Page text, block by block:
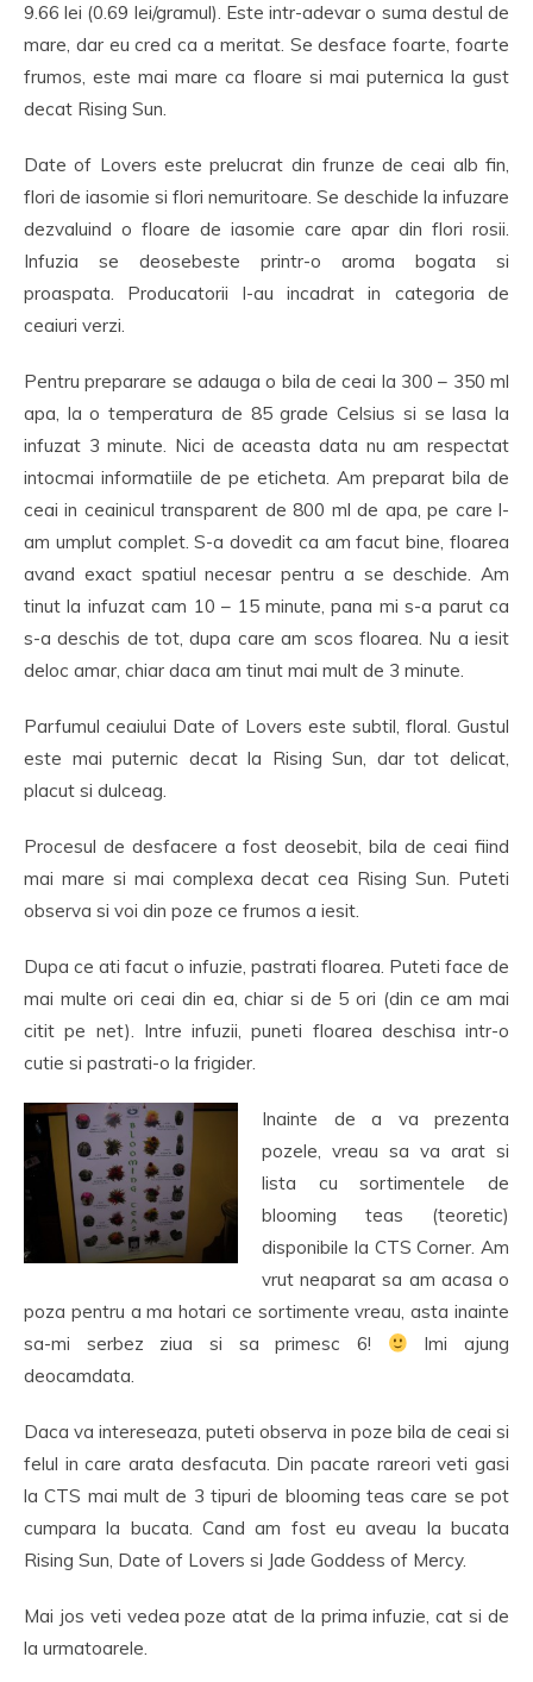
9.66 lei (0.69 lei/gramul). Este intr-adevar o suma destul de
mare, dar eu cred ca a meritat. Se desface foarte, foarte
frumos, este mai mare ca floare si mai puternica la gust
decat Rising Sun.
Date of Lovers este prelucrat din frunze de ceai alb fin,
flori de iasomie si flori nemuritoare. Se deschide la infuzare
dezvaluind o floare de iasomie care apar din flori rosii.
Infuzia se deosebeste printr-o aroma bogata si
proaspata. Producatorii l-au incadrat in categoria de
ceaiuri verzi.
Pentru preparare se adauga o bila de ceai la 300 – 350 ml
apa, la o temperatura de 85 grade Celsius si se lasa la
infuzat 3 minute. Nici de aceasta data nu am respectat
intocmai informatiile de pe eticheta. Am preparat bila de
ceai in ceainicul transparent de 800 ml de apa, pe care l-
am umplut complet. S-a dovedit ca am facut bine, floarea
avand exact spatiul necesar pentru a se deschide. Am
tinut la infuzat cam 10 – 15 minute, pana mi s-a parut ca
s-a deschis de tot, dupa care am scos floarea. Nu a iesit
deloc amar, chiar daca am tinut mai mult de 3 minute.
Parfumul ceaiului Date of Lovers este subtil, floral. Gustul
este mai puternic decat la Rising Sun, dar tot delicat,
placut si dulceag.
Procesul de desfacere a fost deosebit, bila de ceai fiind
mai mare si mai complexa decat cea Rising Sun. Puteti
observa si voi din poze ce frumos a iesit.
Dupa ce ati facut o infuzie, pastrati floarea. Puteti face de
mai multe ori ceai din ea, chiar si de 5 ori (din ce am mai
citit pe net). Intre infuzii, puneti floarea deschisa intr-o
cutie si pastrati-o la frigider.
Inainte de a va prezenta
pozele, vreau sa va arat si
lista cu sortimentele de
blooming teas (teoretic)
disponibile la CTS Corner. Am
vrut neaparat sa am acasa o
poza pentru a ma hotari ce sortimente vreau, asta inainte
sa-mi serbez ziua si sa primesc 6!
Imi ajung
deocamdata.
Daca va intereseaza, puteti observa in poze bila de ceai si
felul in care arata desfacuta. Din pacate rareori veti gasi
la CTS mai mult de 3 tipuri de blooming teas care se pot
cumpara la bucata. Cand am fost eu aveau la bucata
Rising Sun, Date of Lovers si Jade Goddess of Mercy.
Mai jos veti vedea poze atat de la prima infuzie, cat si de
la urmatoarele.